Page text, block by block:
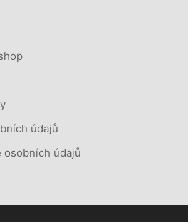
údajů
osobních údajů